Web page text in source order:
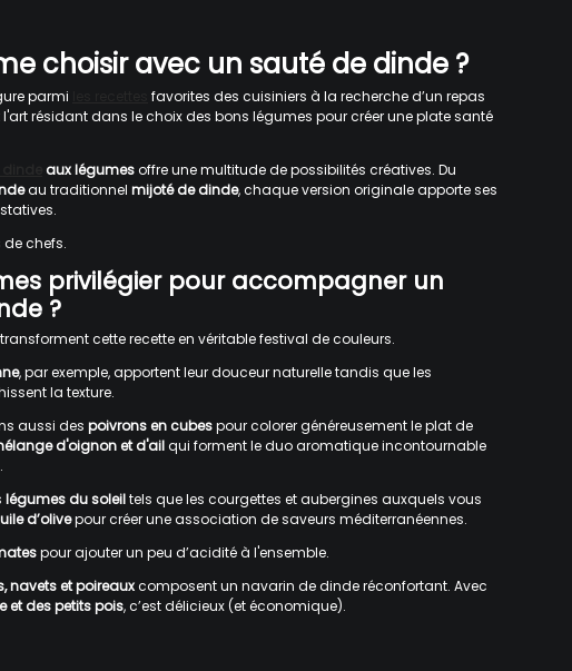
choisir avec un sauté de dinde ?
parmi
favorites des cuisiniers à la recherche d’un repas
résidant dans le choix des bons légumes pour créer une plate santé
aux légumesoffre une multitude de possibilités créatives. Du
au traditionnel mijoté de dinde, chaque version originale apporte ses
de chefs.
privilégier pour accompagner un
?
transforment cette recette en véritable festival de couleurs.
, par exemple, apportent leur douceur naturelle tandis que les
la texture.
aussi des poivrons en cubespour colorer généreusement le plat de
d'oignon et d'ailqui forment le duo aromatique incontournable
légumes du soleiltels que les courgettes et aubergines auxquels vous
d’olivepour créer une association de saveurs méditerranéennes.
pour ajouter un peu d’acidité à l'ensemble.
navets et poireauxcomposent un navarin de dinde réconfortant. Avec
et des petits pois, c’est délicieux (et économique).